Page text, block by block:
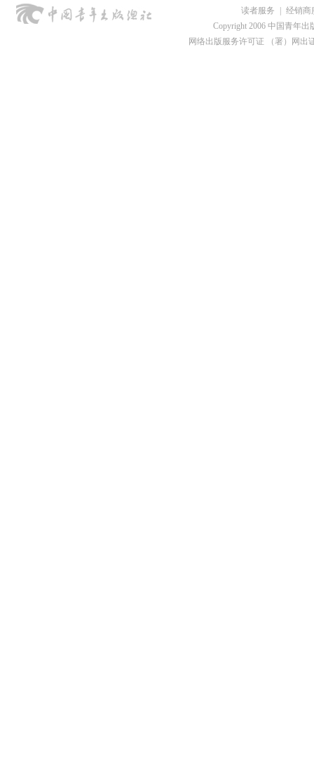
读者服务
经销商
Copyright 2006 中国青年出
网络出版服务许可证 （署）网出